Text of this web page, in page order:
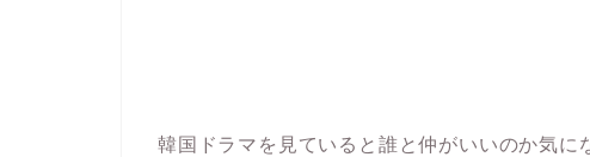
韓国ドラマを見ていると誰と仲がいいのか気に